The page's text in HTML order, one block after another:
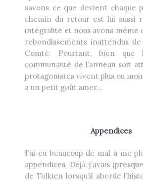
savons ce que devient chaque
chemin du retour est lui aussi
intégralité et nous avons même
rebondissements inattendus
Comté. Pourtant, bien
communauté de l’anneau soit
protagonistes vivent plus ou
a un petit goût amer…
.
Appendices
J’ai eu beaucoup de mal à me
appendices. Déjà, j’avais
de Tolkien lorsqu’il aborde